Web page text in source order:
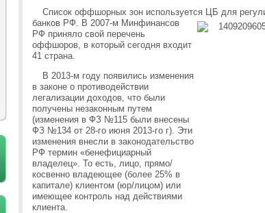
Список оффшорных зон используется ЦБ для
банков РФ. В 2007-м Минфинансов
РФ приняло свой перечень
оффшоров, в который сегодня входит
41 страна.
В 2013-м году появились изменения
в законе о противодействии
легализации доходов, что были
получены незаконным путем
(изменения в ФЗ №115 были внесены
ФЗ №134 от 28-го июня 2013-го г). Эти
изменения внесли в законодательство
РФ термин «бенефициарный
владелец». То есть, лицо, прямо/
косвенно владеющее (более 25% в
капитале) клиентом (юр/лицом) или
имеющее контроль над действиями
клиента.